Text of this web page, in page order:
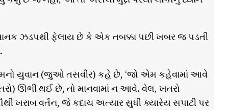
ઝડપથી ફેલાય છે કે એક તબક્કા પછી ખબર જ પડતી
યુવાન (જુઓ તસવીર) કહે છે, ‘જો એમ કહેવામાં આવે
ઊભી થઈ છે, તો માનવામાં ન આવે. વેલ, ખતરો
ખરાબ વર્તન, જે કદાચ અત્યાર સુધી ક્યારેય સપાટી પર